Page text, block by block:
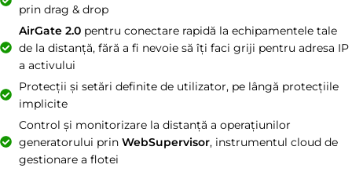
prin drag & drop
AirGate 2.0pentru conectare rapidă la echipamentele tale
de la distanță, fără a fi nevoie să îți faci griji pentru adresa IP
a activului
Protecții și setări definite de utilizator, pe lângă protecțiile
implicite
Control și monitorizare la distanță a operațiunilor
generatorului prin WebSupervisor, instrumentul cloud de
gestionare a flotei